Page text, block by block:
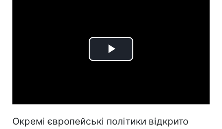
Play
Окремі європейські політики відкрито